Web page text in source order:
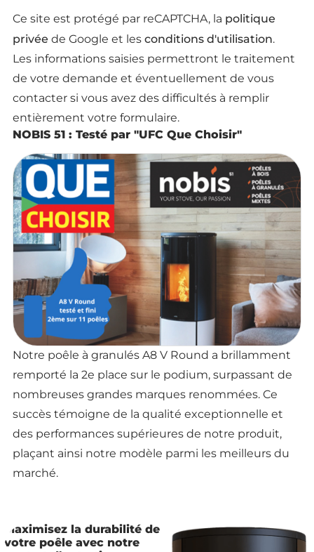
Ce site est protégé par reCAPTCHA, la politique
privée de Google et lesconditions d'utilisation.
Les informations saisies permettront le traitement
de votre demande et éventuellement de vous
contacter si vous avez des difficultés à remplir
entièrement votre formulaire.
NOBIS 51 : Testé par "UFC Que Choisir"
Notre poêle à granulés A8 V Round a brillamment
remporté la 2e place sur le podium, surpassant de
nombreuses grandes marques renommées. Ce
succès témoigne de la qualité exceptionnelle et
des performances supérieures de notre produit,
plaçant ainsi notre modèle parmi les meilleurs du
marché.
Maximisez la durabilité de
votre poêle avec notre